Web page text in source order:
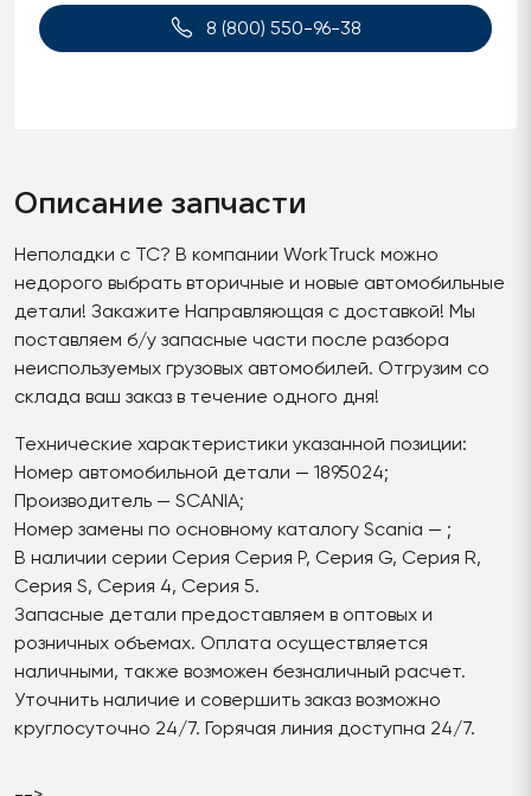
8 (800) 550-96-38
Описание запчасти
Неполадки с ТС? В компании WorkTruck можно
недорого выбрать вторичные и новые автомобильные
детали! Закажите Направляющая с доставкой! Мы
поставляем б/у запасные части после разбора
неиспользуемых грузовых автомобилей. Отгрузим со
склада ваш заказ в течение одного дня!
Технические характеристики указанной позиции:
Номер автомобильной детали — 1895024;
Производитель — SCANIA;
Номер замены по основному каталогу Scania — ;
В наличии серии Серия Серия P, Серия G, Серия R,
Серия S, Серия 4, Серия 5.
Запасные детали предоставляем в оптовых и
розничных объемах. Оплата осуществляется
наличными, также возможен безналичный расчет.
Уточнить наличие и совершить заказ возможно
круглосуточно 24/7. Горячая линия доступна 24/7.